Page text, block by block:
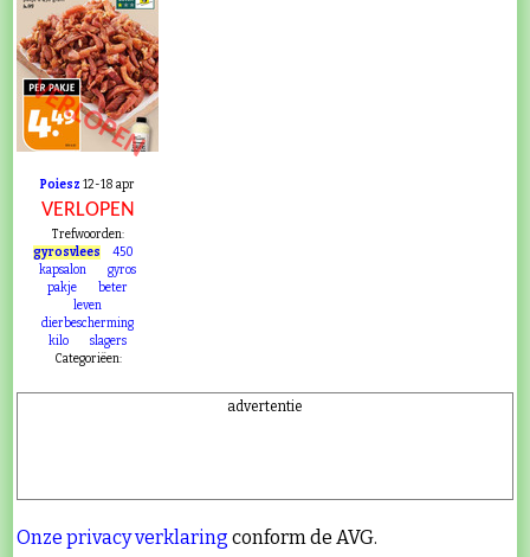
VERLOPEN
Poiesz 12-18 apr
VERLOPEN
Trefwoorden:
gyrosvlees
450
kapsalon
gyros
pakje
beter
leven
dierbescherming
kilo
slagers
Categoriëen:
advertentie
Onze privacy verklaring conform de AVG.